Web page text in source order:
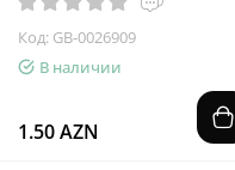
Код: GB-0026909
В наличии
1.50 AZN